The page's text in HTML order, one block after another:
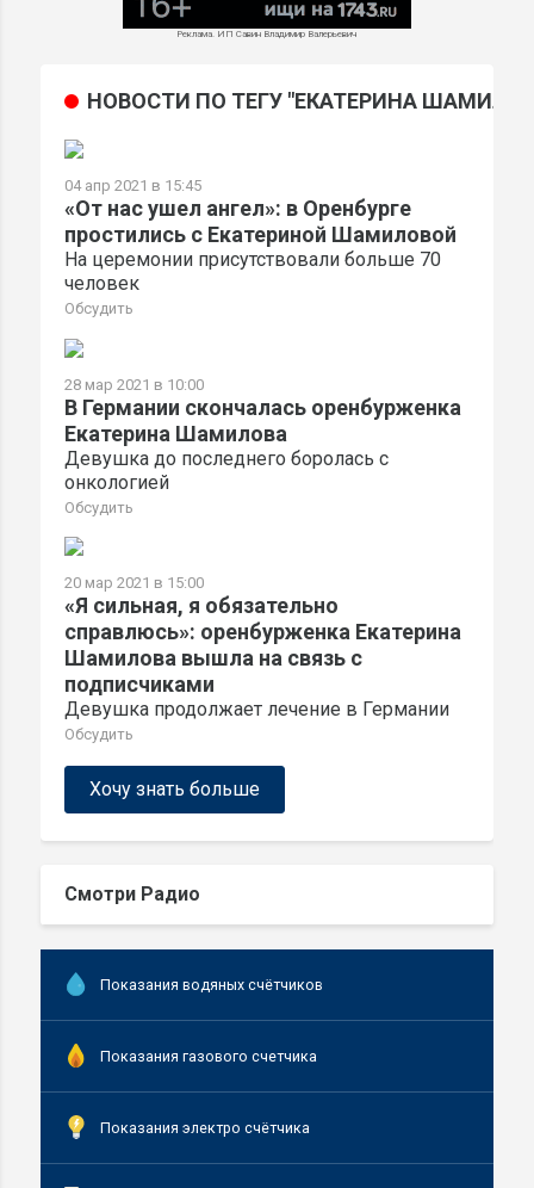
Реклама. ИП Савин Владимир Валерьевич
НОВОСТИ ПО ТЕГУ "ЕКАТЕРИНА
04 апр 2021 в 15:45
«От нас ушел ангел»: в Оренбурге
простились с Екатериной Шамиловой
На церемонии присутствовали больше 70
человек
Обсудить
28 мар 2021 в 10:00
В Германии скончалась оренбурженка
Екатерина Шамилова
Девушка до последнего боролась с
онкологией
Обсудить
20 мар 2021 в 15:00
«Я сильная, я обязательно
справлюсь»: оренбурженка Екатерина
Шамилова вышла на связь с
подписчиками
Девушка продолжает лечение в Германии
Обсудить
Хочу знать больше
Смотри Радио
Показания водяных счётчиков
Показания газового счетчика
Показания электро счётчика